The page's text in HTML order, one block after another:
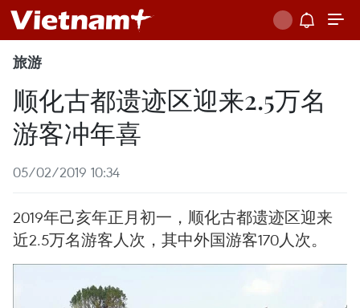
旅游
顺化古都遗迹区迎来2.5万名
游客冲年喜
05/02/2019 10:34
2019年己亥年正月初一，顺化古都遗迹区迎来
近2.5万名游客人次，其中外国游客170人次。